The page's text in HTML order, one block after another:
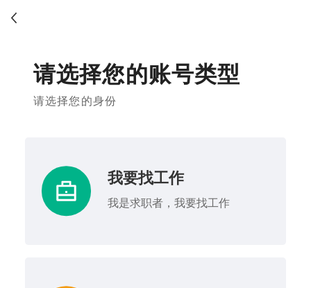
请选择您的账号类型
请选择您的身份
我要找工作
我是求职者，我要找工作